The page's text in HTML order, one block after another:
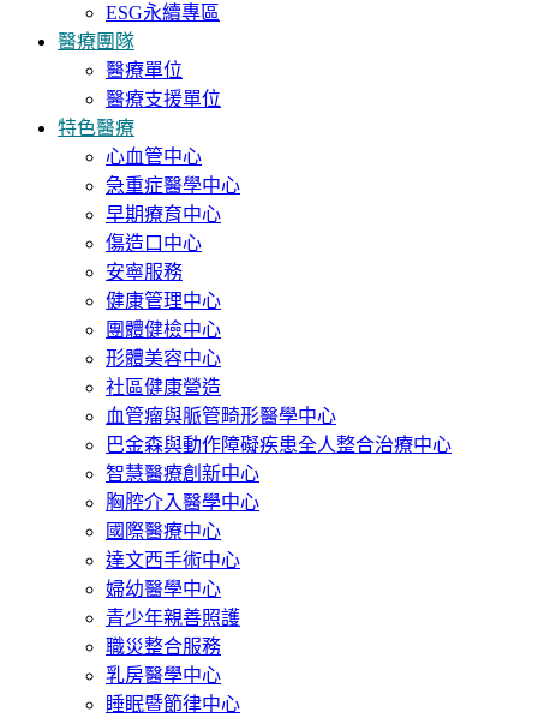
ESG永續專區
醫療團隊
醫療單位
醫療支援單位
特色醫療
心血管中心
急重症醫學中心
早期療育中心
傷造口中心
安寧服務
健康管理中心
團體健檢中心
形體美容中心
社區健康營造
血管瘤與脈管畸形醫學中心
巴金森與動作障礙疾患全人整合治療中心
智慧醫療創新中心
胸腔介入醫學中心
國際醫療中心
達文西手術中心
婦幼醫學中心
青少年親善照護
職災整合服務
乳房醫學中心
睡眠暨節律中心